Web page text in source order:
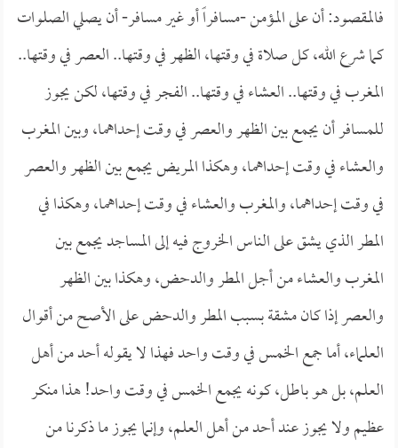
فالمقصود: أن على المؤمن -مسافراً أو غير مسافر- أن يصلي الصلوات
كما شرع الله، كل صلاة في وقتها، الظهر في وقتها.. العصر في وقتها..
المغرب في وقتها.. العشاء في وقتها.. الفجر في وقتها، لكن يجوز
للمسافر أن يجمع بين الظهر والعصر في وقت إحداهما، وبين المغرب
والعشاء في وقت إحداهما، وهكذا المريض يجمع بين الظهر والعصر
في وقت إحداهما، والمغرب والعشاء في وقت إحداهما، وهكذا في
المطر الذي يشق على الناس الخروج فيه إلى المساجد يجمع بين
المغرب والعشاء من أجل المطر والدحض، وهكذا بين الظهر
والعصر إذا كان مشقة بسبب المطر والدحض على الأصح من أقوال
العلماء، أما جمع الخمس في وقت واحد فهذا لا يقوله أحد من أهل
العلم، بل هو باطل، كونه يجمع الخمس في وقت واحد! هذا منكر
عظيم ولا يجوز عند أحد من أهل العلم، وإنما يجوز ما ذكرنا من